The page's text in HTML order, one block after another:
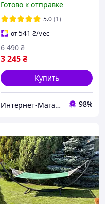
металическая стойка под
двухместный гамак для
дома Черный
Готово к отправке
5.0 (1)
от541 ₴/мес
3 245₴
6 490 ₴
Купить
Интернет-Магазин "Shopik" 98%